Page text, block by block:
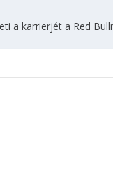
a karrierjét a Red